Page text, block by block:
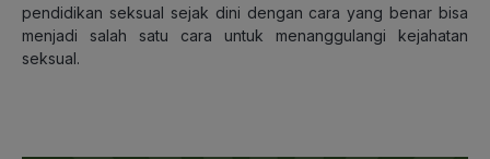
pendidikan seksual sejak dini dengan cara yang benar bisa
menjadi salah satu cara untuk menanggulangi kejahatan
seksual.